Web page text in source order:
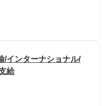
/インターナショナル/
給